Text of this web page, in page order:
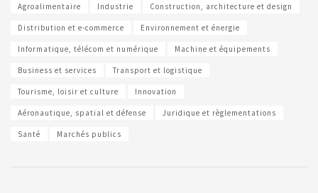
Agroalimentaire Industrie Construction, architecture et design
Distribution et e-commerce Environnement et énergie
Informatique, télécom et numérique Machine et équipements
Business et services Transport et logistique
Tourisme, loisir et culture Innovation
Aéronautique, spatial et défense Juridique et règlementations
Santé Marchés publics